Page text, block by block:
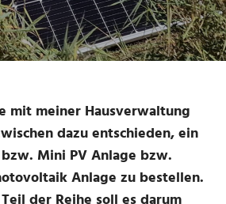
mit meiner Hausverwaltung
dazu entschieden, ein
Mini PV Anlage bzw.
Anlage zu bestellen.